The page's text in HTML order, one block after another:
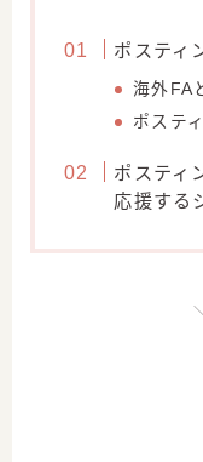
ポスティ
海外FA
ポステ
ポスティ
応援する